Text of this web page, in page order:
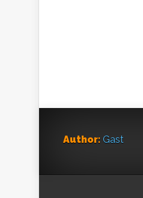
Author: Gast